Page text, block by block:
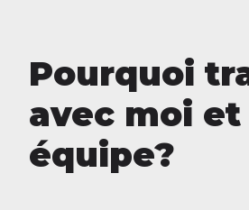
Pourquoi
avec moi
équipe?